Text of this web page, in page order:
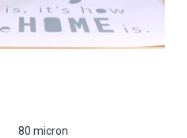
80 micron